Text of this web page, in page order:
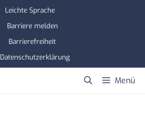
Leichte Sprache
Barriere melden
Barrierefreiheit
Datenschutzerklärung
Menü